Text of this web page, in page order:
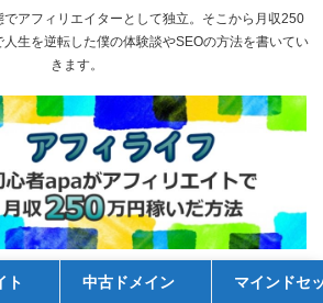
アフィリエイターとして独立。そこから月収250
生を逆転した僕の体験談やSEOの方法を書いてい
きます。
ト 中古ドメイン マインドセ